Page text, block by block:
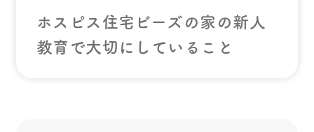
ホスピス住宅ビーズの家の新人
教育で大切にしていること